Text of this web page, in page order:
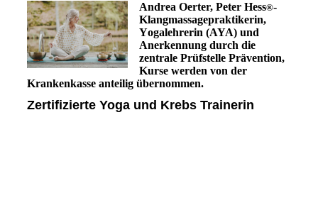
Andrea Oerter, Peter Hess®-
Klangmassagepraktikerin,
Yogalehrerin (AYA) und
Anerkennung durch die
zentrale Prüfstelle Prävention,
Kurse werden von der
Krankenkasse anteilig übernommen.
Zertifizierte Yoga und Krebs Trainerin